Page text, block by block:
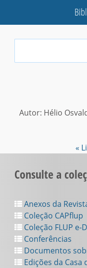
Terms:
Autor: Hélio
«
Consulte a
Anexos da
Coleção CAPflup
Coleção FLUP e-
Conferências
Documentos
Edições da Casa